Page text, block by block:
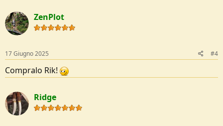
c
t
i
o
s
:
ZenPlot
17 Giugno 2025 #4
Compralo Rik!
Ridge